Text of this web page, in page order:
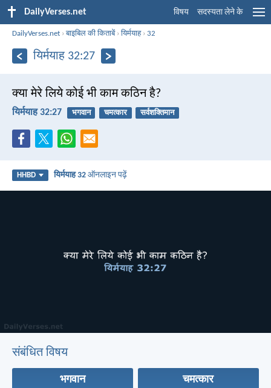
DailyVerses.net विषय सदस्यता लेने के
DailyVerses.net ›बाइबिल की किताबें›यिर्मयाह›32
यिर्मयाह 32:27
क्या मेरे लिये कोई भी काम कठिन है?
यिर्मयाह 32:27 भगवान चमत्कार सर्वशक्तिमान
HHBD यिर्मयाह 32 ऑनलाइन पढ़ें
संबंधित विषय
भगवान चमत्कार